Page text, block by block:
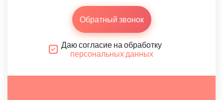
Обратный звонок
Даю согласие на обработку
персональных данных